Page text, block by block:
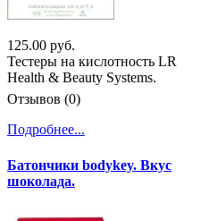
125.00 руб.
Тестеры на кислотность LR
Health & Beauty Systems.
Отзывов (0)
Подробнее...
Батончики bodykey. Вкус
шоколада.